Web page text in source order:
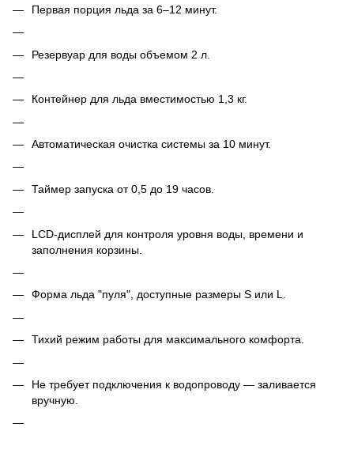
Первая порция льда за 6–12 минут.
Резервуар для воды объемом 2 л.
Контейнер для льда вместимостью 1,3 кг.
Автоматическая очистка системы за 10 минут.
Таймер запуска от 0,5 до 19 часов.
LCD-дисплей для контроля уровня воды, времени и
заполнения корзины.
Форма льда "пуля", доступные размеры S или L.
Тихий режим работы для максимального комфорта.
Не требует подключения к водопроводу — заливается
вручную.